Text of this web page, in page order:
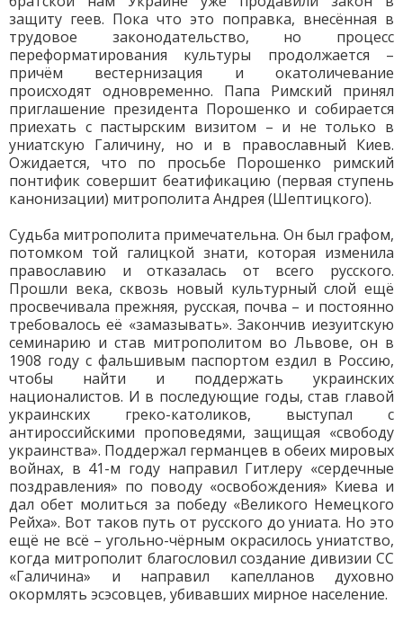
защиту геев. Пока что это поправка, внесённая в
трудовое законодательство, но процесс
переформатирования культуры продолжается –
причём вестернизация и окатоличевание
происходят одновременно. Папа Римский принял
приглашение президента Порошенко и собирается
приехать с пастырским визитом – и не только в
униатскую Галичину, но и в православный Киев.
Ожидается, что по просьбе Порошенко римский
понтифик совершит беатификацию (первая ступень
канонизации) митрополита Андрея (Шептицкого).
Судьба митрополита примечательна. Он был графом,
потомком той галицкой знати, которая изменила
православию и отказалась от всего русского.
Прошли века, сквозь новый культурный слой ещё
просвечивала прежняя, русская, почва – и постоянно
требовалось её «замазывать». Закончив иезуитскую
семинарию и став митрополитом во Львове, он в
1908 году с фальшивым паспортом ездил в Россию,
чтобы найти и поддержать украинских
националистов. И в последующие годы, став главой
украинских греко-католиков, выступал с
антироссийскими проповедями, защищая «свободу
украинства». Поддержал германцев в обеих мировых
войнах, в 41-м году направил Гитлеру «сердечные
поздравления» по поводу «освобождения» Киева и
дал обет молиться за победу «Великого Немецкого
Рейха». Вот таков путь от русского до униата. Но это
ещё не всё – угольно-чёрным окрасилось униатство,
когда митрополит благословил создание дивизии СС
«Галичина» и направил капелланов духовно
окормлять эсэсовцев, убивавших мирное население.